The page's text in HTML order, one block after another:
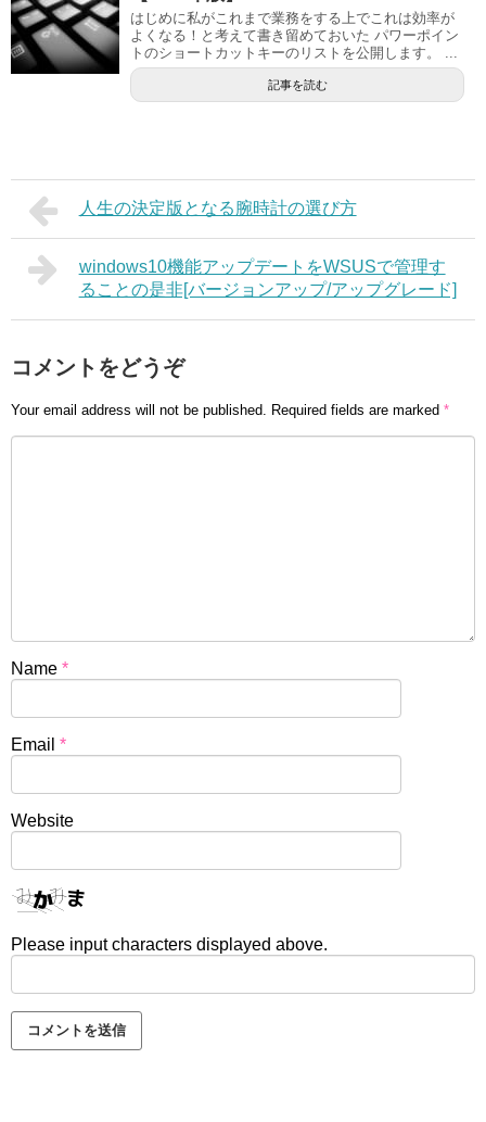
はじめに私がこれまで業務をする上でこれは効率が
よくなる！と考えて書き留めておいた パワーポイン
トのショートカットキーのリストを公開します。 ...
記事を読む
人生の決定版となる腕時計の選び方
windows10機能アップデートをWSUSで管理す
ることの是非[バージョンアップ/アップグレード]
コメントをどうぞ
Your email address will not be published. Required fields are marked *
Name *
Email *
Website
Please input characters displayed above.